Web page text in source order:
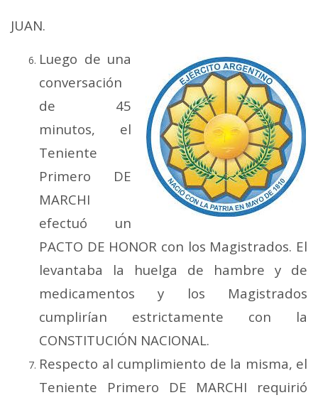
JUAN.
Luego de una
conversación
de 45
minutos, el
Teniente
Primero DE
MARCHI
efectuó un
PACTO DE HONOR con los Magistrados. El
levantaba la huelga de hambre y de
medicamentos y los Magistrados
cumplirían estrictamente con la
CONSTITUCIÓN NACIONAL.
Respecto al cumplimiento de la misma, el
Teniente Primero DE MARCHI requirió